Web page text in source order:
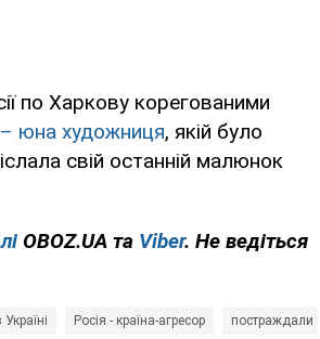
по Харкову корегованими
юна художниця, якій було
свій останній малюнок
OBOZ.UA та Viber. Не ведіться
Росія - країна-агресор постраждали